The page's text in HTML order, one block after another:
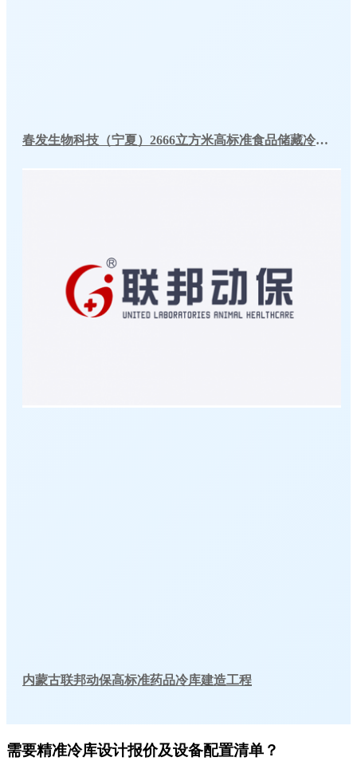
春发生物科技（宁夏）2666立方米高标准食品储藏冷库工程案例
内蒙古联邦动保高标准药品冷库建造工程
需要精准冷库设计报价及设备配置清单？